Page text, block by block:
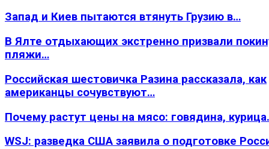
Запад и Киев пытаются втянуть Грузию в…
В Ялте отдыхающих экстренно призвали
пляжи…
Российская шестовичка Разина рассказала, как
американцы сочувствуют…
Почему растут цены на мясо: говядина,
WSJ: разведка США заявила о подготовке